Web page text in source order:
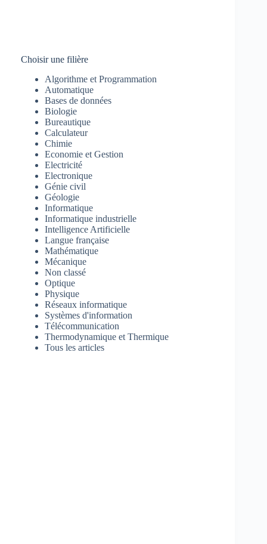
Choisir une filière
Algorithme et Programmation
Automatique
Bases de données
Biologie
Bureautique
Calculateur
Chimie
Economie et Gestion
Electricité
Electronique
Génie civil
Géologie
Informatique
Informatique industrielle
Intelligence Artificielle
Langue française
Mathématique
Mécanique
Non classé
Optique
Physique
Réseaux informatique
Systèmes d'information
Télécommunication
Thermodynamique et Thermique
Tous les articles